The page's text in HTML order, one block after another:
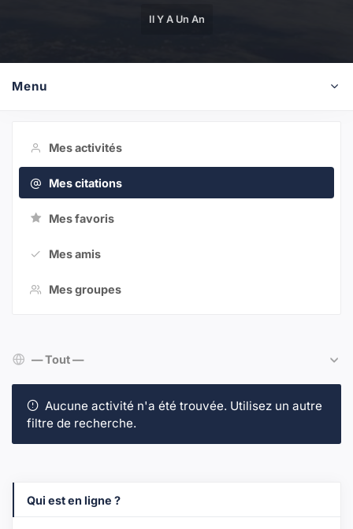
Il Y A Un An
Menu
Mes activités
Mes citations
Mes favoris
Mes amis
Mes groupes
Afficher par activité:
Aucune activité n'a été trouvée. Utilisez un autre
filtre de recherche.
Qui est en ligne ?